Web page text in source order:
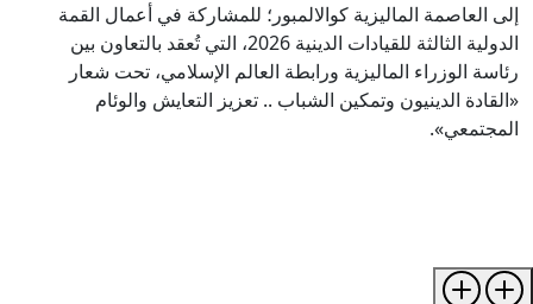
إلى العاصمة الماليزية كوالالمبور؛ للمشاركة في أعمال القمة
الدولية الثالثة للقيادات الدينية 2026، التي تُعقد بالتعاون بين
رئاسة الوزراء الماليزية ورابطة العالم الإسلامي، تحت شعار
«القادة الدينيون وتمكين الشباب .. تعزيز التعايش والوئام
المجتمعي».